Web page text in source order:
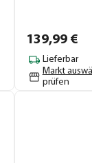
139,99€
Lieferbar
Markt
prüfen